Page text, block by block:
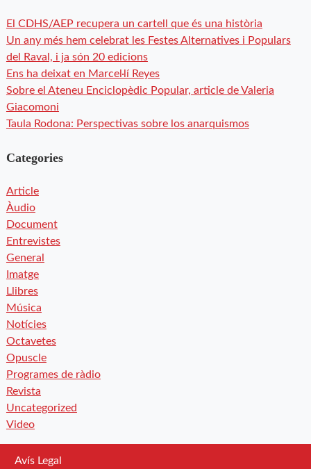
El CDHS/AEP recupera un cartell que és una història
Un any més hem celebrat les Festes Alternatives i Populars
del Raval, i ja són 20 edicions
Ens ha deixat en Marcel·lí Reyes
Sobre el Ateneu Enciclopèdic Popular, article de Valeria
Giacomoni
Taula Rodona: Perspectivas sobre los anarquismos
Categories
Article
Àudio
Document
Entrevistes
General
Imatge
Llibres
Música
Notícies
Octavetes
Opuscle
Programes de ràdio
Revista
Uncategorized
Video
Avís Legal